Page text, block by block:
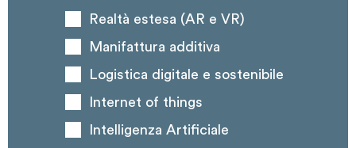
Realtà estesa (AR e VR)
Manifattura additiva
Logistica digitale e sostenibile
Internet of things
Intelligenza Artificiale